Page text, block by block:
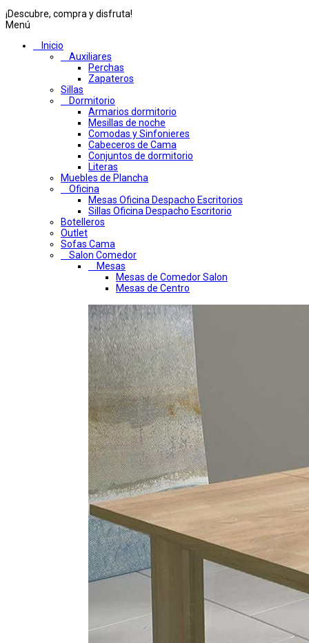
¡Descubre, compra y disfruta!
Menú
Inicio
Auxiliares
Perchas
Zapateros
Sillas
Dormitorio
Armarios dormitorio
Mesillas de noche
Comodas y Sinfonieres
Cabeceros de Cama
Conjuntos de dormitorio
Literas
Muebles de Plancha
Oficina
Mesas Oficina Despacho Escritorios
Sillas Oficina Despacho Escritorio
Botelleros
Outlet
Sofas Cama
Salon Comedor
Mesas
Mesas de Comedor Salon
Mesas de Centro